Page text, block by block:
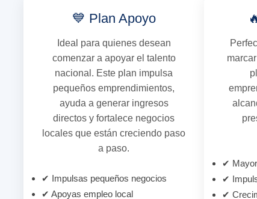
💙 Plan Apoyo
Ideal para quienes desean
comenzar a apoyar el talento
nacional. Este plan impulsa
pequeños emprendimientos,
ayuda a generar ingresos
directos y fortalece negocios
locales que están creciendo paso
a paso.
✔ Impulsas pequeños negocios
✔ Apoyas empleo local
✔
✔
✔